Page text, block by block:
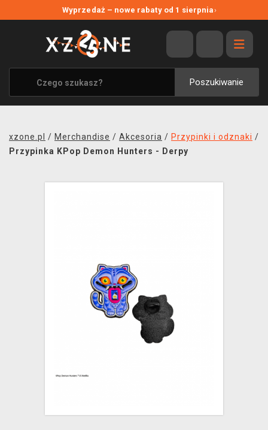
Wyprzedaż – nowe rabaty od 1 sierpnia›
Poszukiwanie
WYPRZEDAŻ
WSZYSTKIE MARKI
XZONE ORIGINALS
UBRANIA I AKCESORIA
SOUNDTRACKI
xzone.pl / Merchandise / Akcesoria / Przypinki i odznaki /
Przypinka KPop Demon Hunters - Derpy